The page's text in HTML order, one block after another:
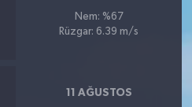
Nem: %67
Rüzgar: 6.39 m/s
11 AĞUSTOS